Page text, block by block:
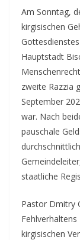
Am Sonntag,
kirgisischen
Hauptstadt
zweite Razzia
September
war. Nach
pauschale
staatliche
Pastor Dmitry
kirgisischen